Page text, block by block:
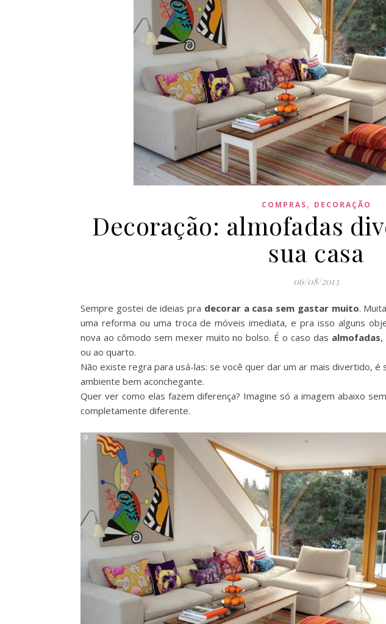
COMPRAS, DECORAÇÃO
Decoração: almofadas
sua casa
06/08/2013
Sempre gostei de ideias pra decorar a casa sem gastar muito.
uma reforma ou uma troca de móveis imediata, e pra isso alguns
nova ao cômodo sem mexer muito no bolso. É o caso das almofadas,
ou ao quarto.
Não existe regra para usá-las: se você quer dar um ar mais divertido,
ambiente bem aconchegante.
Quer ver como elas fazem diferença? Imagine só a imagem abaixo
completamente diferente.